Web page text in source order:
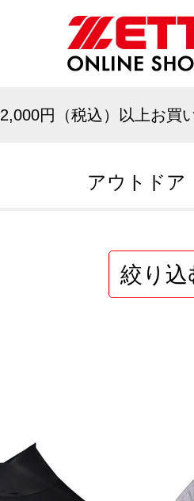
2,000円（税込）以上お買
アウトドア
絞り込